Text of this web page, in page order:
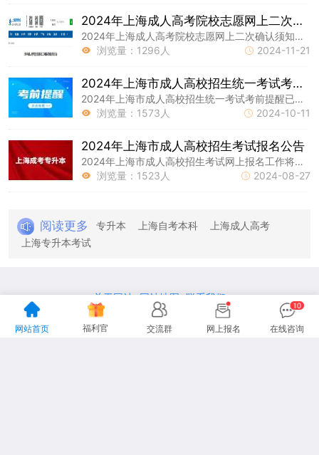
2024年上海成人高考院校志愿网上二次确认须知及专业目录
2024年上海成人高考院校志愿网上二次确认须知及专业目录已公布!上海成考专升本资讯网为各位同学整理了以下内容，希望能帮助到大家。
 浏览量：1296人  2024-11-21
2024年上海市成人高校招生统一考试考前提醒
2024年上海市成人高校招生统一考试考前提醒已公布!上海成考专升本资讯网为各位同学整理了以下内容，希望能帮助到大家。
 浏览量：1573人  2024-10-11
2024年上海市成人高校招生考试报名公告
2024年上海市成人高校招生考试网上报名工作将于9月3日开始，分为网上报考信息填报、报考资格审核和网上缴费三个阶段。
 浏览量：1523人  2024-08-27
阅读更多 专升本 上海自考本科
上海成人高考
上海专升本考试
关于网站|网站地图|联系我们
地址：上海市杨浦区国定路335号复旦大学创业科技园2号楼15楼
咨询电话：13916151478
网站首页 福利官 交流群 网上报名 在线咨询